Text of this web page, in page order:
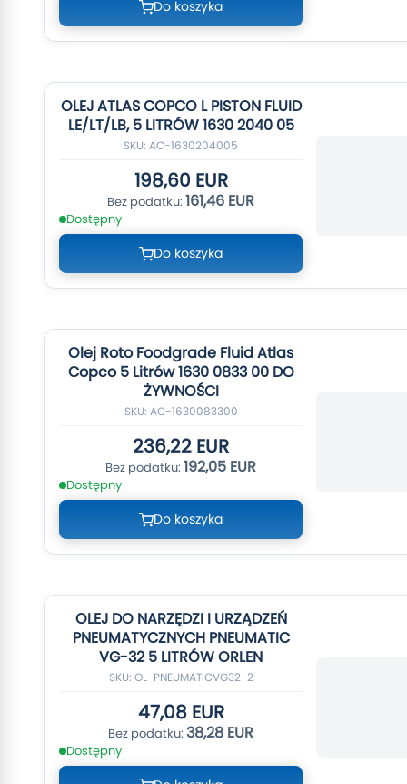
Do koszyka
OLEJ ATLAS COPCO L PISTON FLUID
LE/LT/LB, 5 LITRÓW 1630 2040 05
SKU: AC-1630204005
198,60 EUR
161,46 EUR
Dostępny
Do koszyka
Olej Roto Foodgrade Fluid Atlas
Copco 5 Litrów 1630 0833 00 DO
ŻYWNOŚCI
SKU: AC-1630083300
236,22 EUR
192,05 EUR
Dostępny
Do koszyka
OLEJ DO NARZĘDZI I URZĄDZEŃ
PNEUMATYCZNYCH PNEUMATIC
VG-32 5 LITRÓW ORLEN
SKU: OL-PNEUMATICVG32-2
47,08 EUR
38,28 EUR
Dostępny